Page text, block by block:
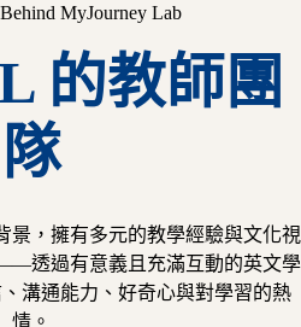
MyJourney Lab
的教師團
隊
景，擁有多元的教學經驗與文化視
透過有意義且充滿互動的英文學
溝通能力、好奇心與對學習的熱
情。